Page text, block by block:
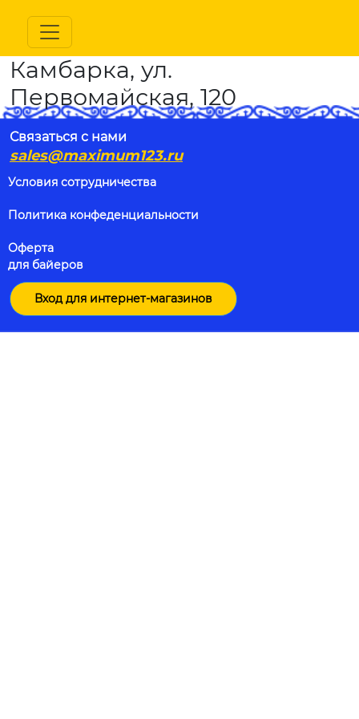
Камбарка, ул.
Первомайская, 120
Связаться с нами
sales@maximum123.ru
Условия сотрудничества
Политика конфеденциальности
Оферта
для байеров
Вход для интернет-магазинов